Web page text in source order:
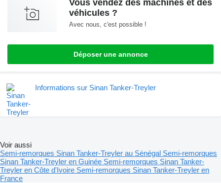
Vous vendez des machines et des
véhicules ?
Avec nous, c'est possible !
Déposer une annonce
Informations sur Sinan Tanker-Treyler
Voir aussi
Semi-remorques Sinan Tanker-Treyler au Sénégal Semi-remorques
Sinan Tanker-Treyler en Guinée Semi-remorques Sinan Tanker-
Treyler en Côte d'Ivoire Semi-remorques Sinan Tanker-Treyler en
France